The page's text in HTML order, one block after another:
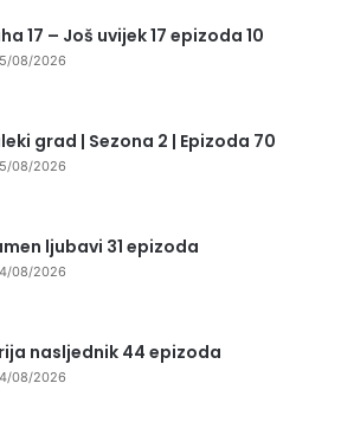
17 – Još uvijek 17 epizoda 10
08/2026
grad | Sezona 2 | Epizoda 70
08/2026
ljubavi 31 epizoda
08/2026
nasljednik 44 epizoda
08/2026